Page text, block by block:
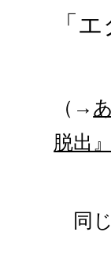
「
（→
脱出
同じ